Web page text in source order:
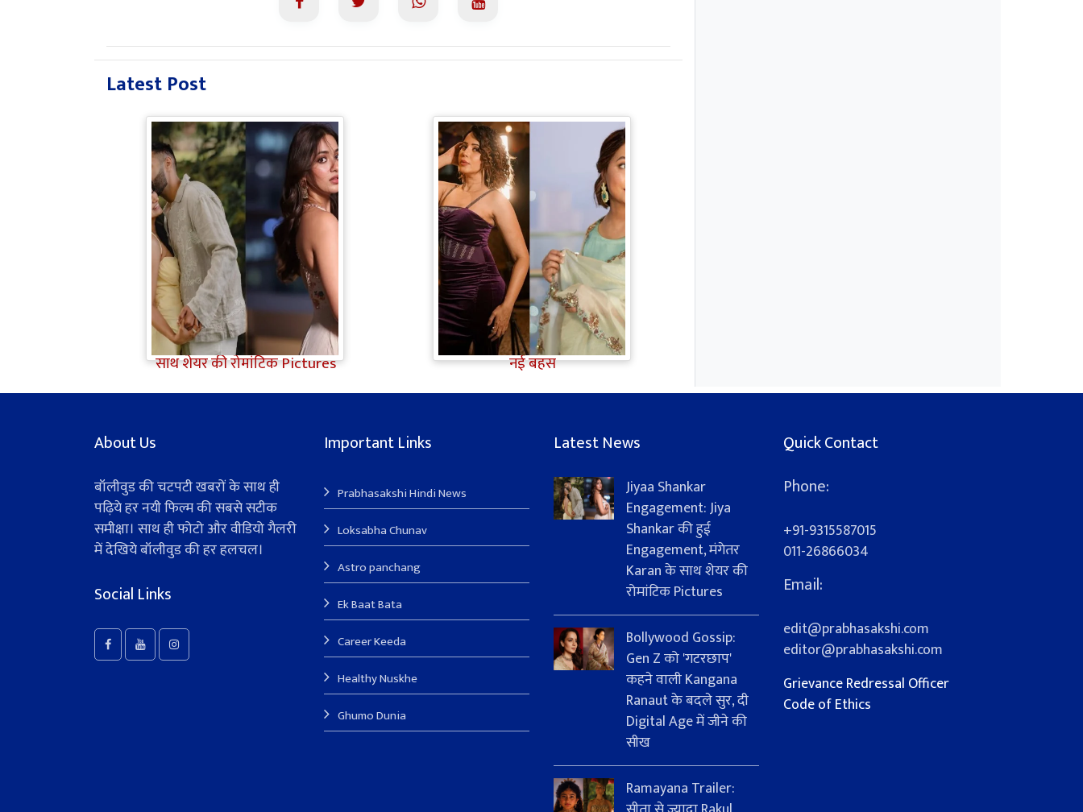
Latest Post
Jiyaa Shankar Engagement:
Jiya Shankar की हुई
Engagement, मंगेतर Karan के
साथ शेयर की रोमांटिक Pictures
TV Gossip: 'तीखी मिर्ची' हैं Hina
Khan, सूपर्नखा रोल के लिए
परफेक्ट; Rozalin Khan ने छेड़ी
नई बहस
About Us
बॉलीवुड की चटपटी खबरों के साथ ही
पढ़िये हर नयी फिल्म की सबसे सटीक
समीक्षा। साथ ही फोटो और वीडियो गैलरी
में देखिये बॉलीवुड की हर हलचल।
Social Links
Important Links
Prabhasakshi Hindi News
Loksabha Chunav
Astro panchang
Ek Baat Bata
Career Keeda
Healthy Nuskhe
Ghumo Dunia
Latest News
Jiyaa Shankar
Engagement: Jiya
Shankar की हुई
Engagement, मंगेतर
Karan के साथ शेयर की
रोमांटिक Pictures
Bollywood Gossip:
Gen Z को 'गटरछाप'
कहने वाली Kangana
Ranaut के बदले सुर, दी
Digital Age में जीने की
सीख
Ramayana Trailer:
Quick Contact
Phone:
+91-9315587015
011-26866034
Email:
edit@prabhasakshi.com
editor@prabhasakshi.com
Grievance Redressal Officer
Code of Ethics